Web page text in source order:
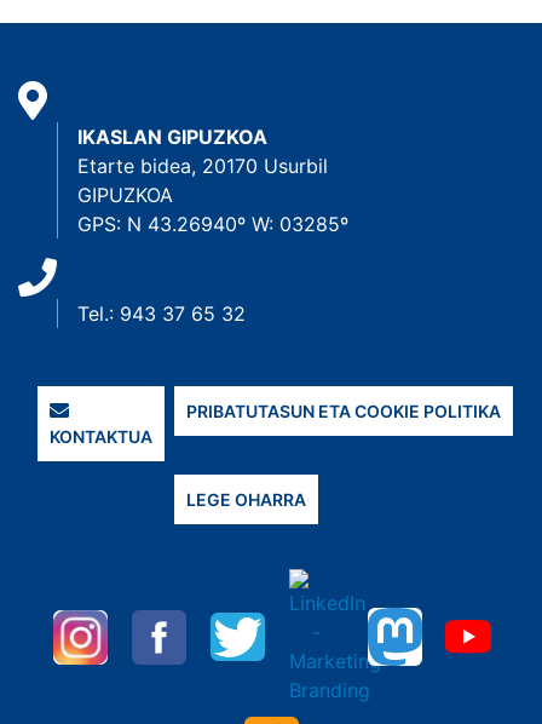
IKASLAN GIPUZKOA
Etarte bidea, 20170 Usurbil
GIPUZKOA
GPS: N 43.26940º W: 03285º
Tel.: 943 37 65 32
KONTAKTUA
PRIBATUTASUN ETA COOKIE POLITIKA
LEGE OHARRA